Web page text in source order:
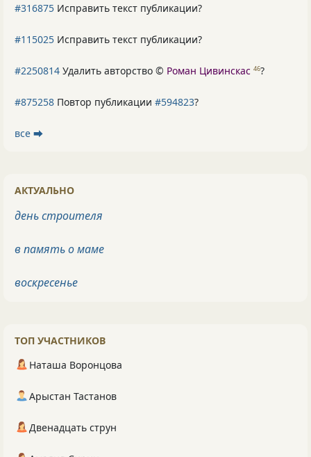
#316875 Исправить текст публикации?
#115025 Исправить текст публикации?
#2250814 Удалить авторство © Роман Цивинскас 46?
#875258 Повтор публикации #594823?
все ⮕
АКТУАЛЬНО
день строителя
в память о маме
воскресенье
ТОП УЧАСТНИКОВ
Наташа Воронцова
Арыстан Тастанов
Двенадцать струн